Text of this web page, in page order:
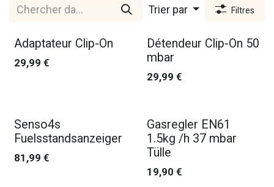
Trier par Filtres
Adaptateur Clip-On
29,99 €
Détendeur Clip-On 50
mbar
29,99 €
Senso4s
Fuelsstandsanzeiger
81,99 €
Gasregler EN61
1.5kg /h 37 mbar
Tülle
19,90 €